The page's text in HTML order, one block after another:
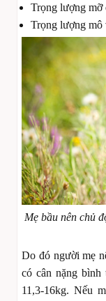
Trọng lượng mỡ
Trọng lượng
Mẹ bầu nên chủ
Do đó người mẹ
có cân nặng
11,3-16kg. Nếu